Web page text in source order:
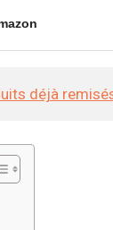
stable et un
déjà